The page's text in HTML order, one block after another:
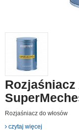
Rozjaśniacz do włosów
czytaj więcej